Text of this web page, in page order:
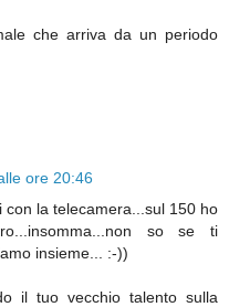
che arriva da un periodo
ore 20:46
con la telecamera...sul 150 ho
so se ti
insieme... :-))
il tuo vecchio talento sulla